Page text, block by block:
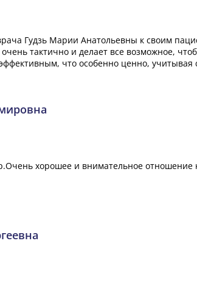
Гудзь Марии Анатольевны к своим
тактично и делает все возможное,
что особенно ценно, учитывая
хорошее и внимательное отношение